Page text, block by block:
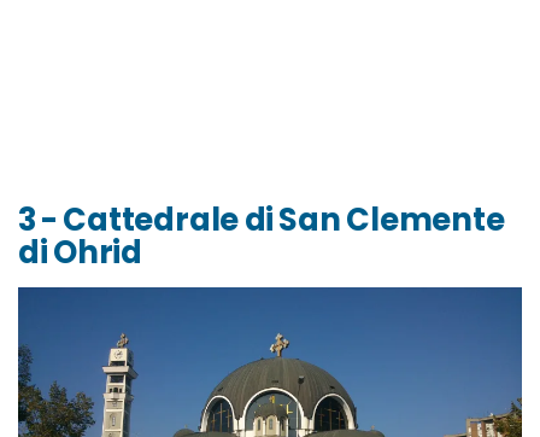
3 - Cattedrale di San Clemente
di Ohrid